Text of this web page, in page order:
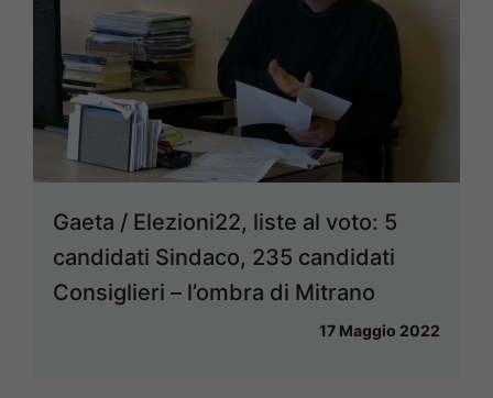
Gaeta / Elezioni22, liste al voto: 5
candidati Sindaco, 235 candidati
Consiglieri – l’ombra di Mitrano
17 Maggio 2022